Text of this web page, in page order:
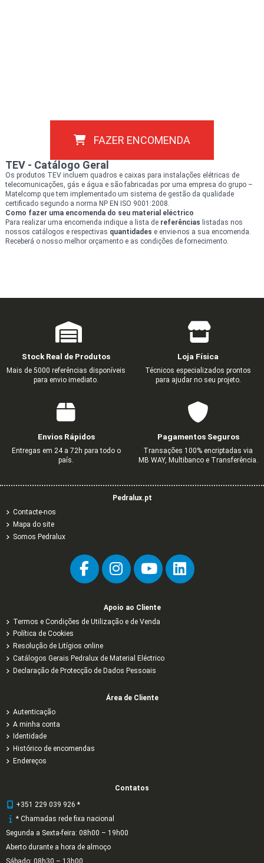
FAZER ENCOMENDA
TEV - Catálogo Geral
Os produtos TEV incluem quadros e caixas para instalações elétricas de
telecomunicações, gás e água e são fabricadas por uma empresa do grupo –
Matelcomp que tem implementado um sistema de gestão da qualidade
certificado segundo a norma NP EN ISO 9001:2008.
Como fazer uma encomenda do seu material eléctrico
Para realizar uma encomenda indique a lista de referências listadas nos
nossos catálogos e respectivas quantidades e envie-nos a sua encomenda.
Receberá o nosso melhor orçamento e as condições de fornecimento.
Stock Real de Produtos
Mais de 5000 referências disponíveis
para envio imediato.
Loja Física
Técnicos especializados prontos
para ajudar no seu projeto.
Envios Rápidos
Entregas em 24 a 72h para todo o
país.
Pagamentos Seguros
Transações 100% encriptadas via
MB WAY, Multibanco e Transferência.
Pedralux.pt
Contacte-nos
Mapa do site
Somos Pedralux
Apoio ao Cliente
Termos e Condições de Utilização e de Venda
Política de Cookies
Resolução de Litígios online
Catálogos Gerais Pedralux de Material Eléctrico
Declaração de Protecção de Dados Pessoais
Área de Cliente
Autenticação
A minha conta
Identidade
Histórico de encomendas
Endereços
Contatos
+351 229 039 926 *
* Chamadas rede fixa nacional
Segunda a Sexta-feira: 08h00 – 19h00
Aberto durante a hora de almoço
Sábado: 08h30 – 13h00